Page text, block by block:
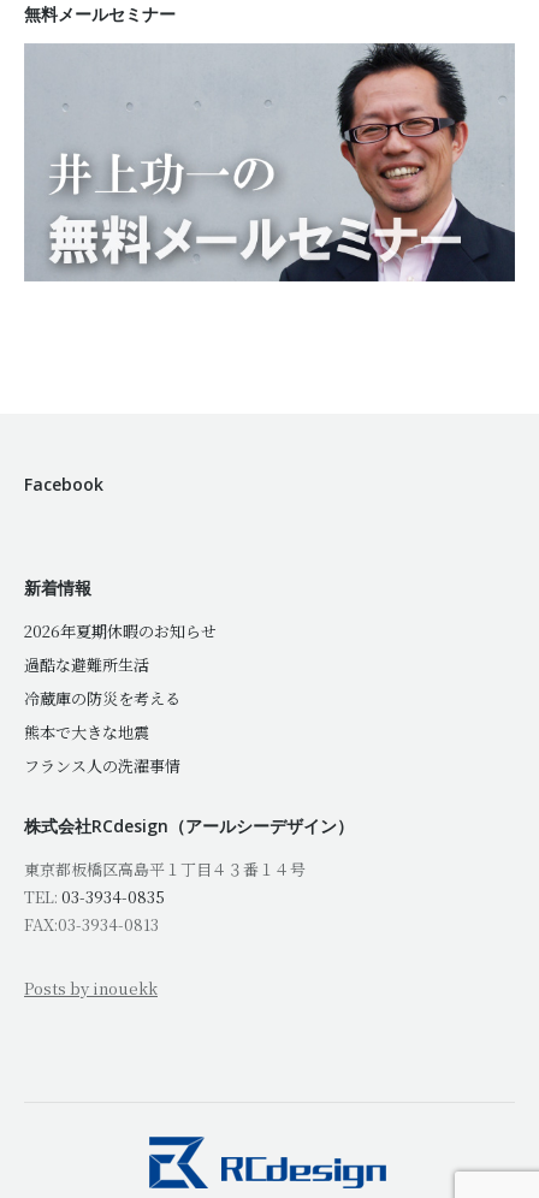
無料メールセミナー
Facebook
新着情報
2026年夏期休暇のお知らせ
過酷な避難所生活
冷蔵庫の防災を考える
熊本で大きな地震
フランス人の洗濯事情
株式会社RCdesign（アールシーデザイン）
東京都板橋区高島平１丁目４３番１４号
TEL: 03-3934-0835
FAX:03-3934-0813
Posts by inouekk